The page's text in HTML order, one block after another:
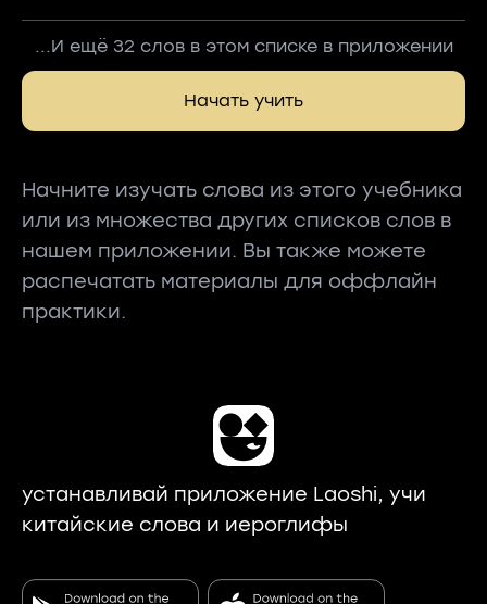
...И ещё 32 слов в этом списке в приложении
Начать учить
Начните изучать слова из этого учебника
или из множества других списков слов в
нашем приложении. Вы также можете
распечатать материалы для оффлайн
практики.
устанавливай приложение Laoshi, учи
китайские слова и иероглифы